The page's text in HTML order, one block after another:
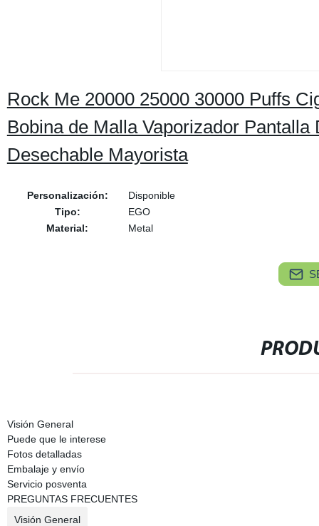
Rock Me 20000 25000 30000 Puffs
Bobina de Malla Vaporizador
Desechable Mayorista
Personalización:
Disponible
Tipo:
EGO
Material:
Metal
Visión General
Puede que le interese
Fotos detalladas
Embalaje y envío
Servicio posventa
PREGUNTAS FRECUENTES
Visión General